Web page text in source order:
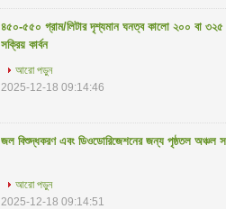
৪৫০-৫৫০ গ্রাম/লিটার দৃশ্যমান ঘনত্ব কালো ২০০ বা
সক্রিয় কার্বন
আরো পড়ুন
2025-12-18 09:14:46
জল বিশুদ্ধকরণ এবং ডিওডোরিজেশনের জন্য পৃষ্ঠতল অঞ্চল
আরো পড়ুন
2025-12-18 09:14:51